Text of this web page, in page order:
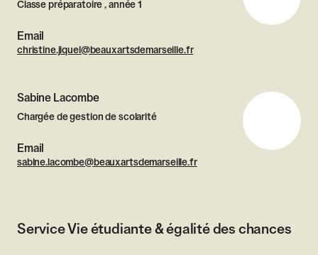
Classe préparatoire , année 1
Email
christine.jiquel@beauxartsdemarseille.fr
Sabine Lacombe
Chargée de gestion de scolarité
Email
sabine.lacombe@beauxartsdemarseille.fr
Service Vie étudiante & égalité des chances